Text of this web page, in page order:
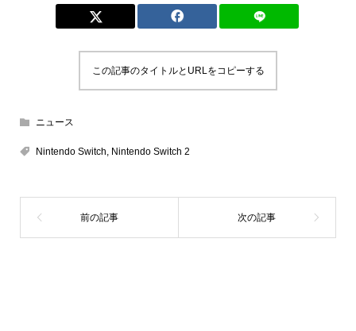
この記事のタイトルとURLをコピーする
ニュース
Nintendo Switch, Nintendo Switch 2